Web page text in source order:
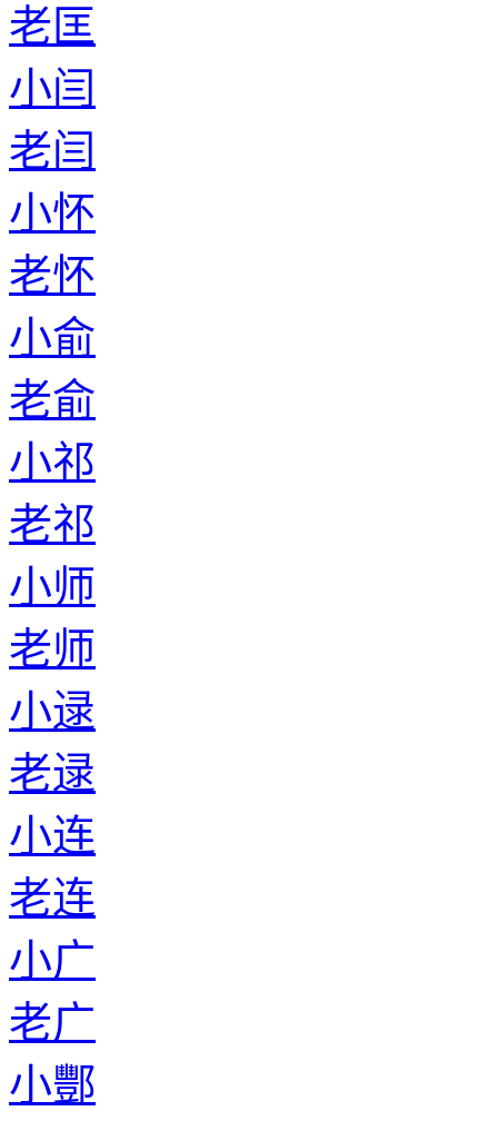
老匡
小闫
老闫
小怀
老怀
小俞
老俞
小祁
老祁
小师
老师
小逯
老逯
小连
老连
小广
老广
小酆